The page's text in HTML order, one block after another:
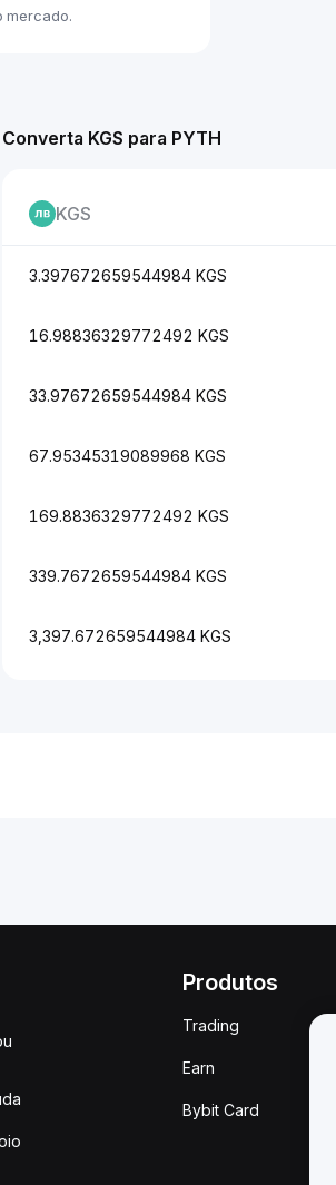
mercado.
Converta KGS para PYTH
KGS
3.397672659544984 KGS
16.98836329772492 KGS
33.97672659544984 KGS
67.95345319089968 KGS
169.8836329772492 KGS
339.7672659544984 KGS
3,397.672659544984 KGS
Produtos
Trading
Earn
Bybit Card